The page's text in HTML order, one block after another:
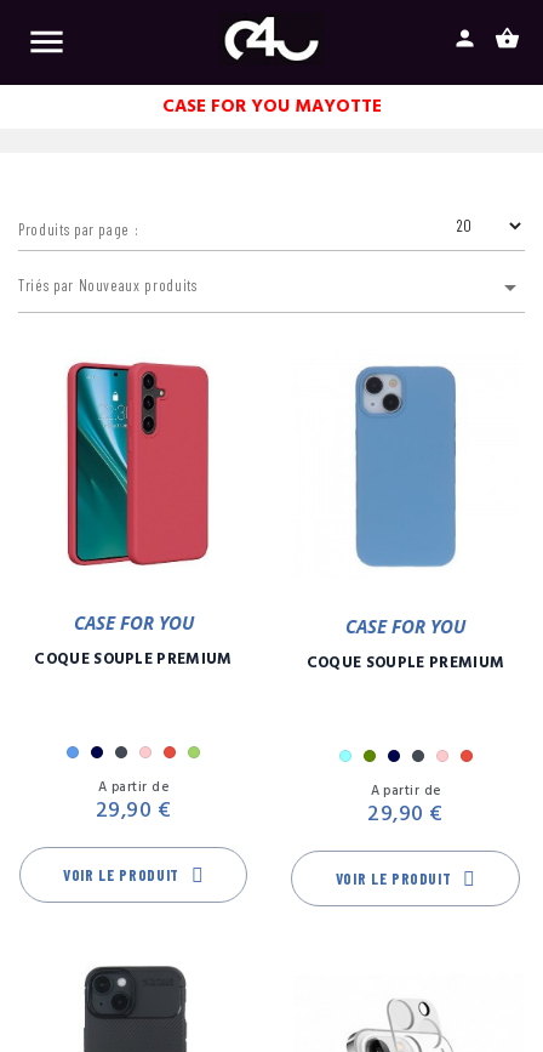
 shopping_basket
person
CASE FOR YOU MAYOTTE
Produits par page :
Triés par Nouveaux produits 
CASE FOR YOU
COQUE SOUPLE PREMIUM
BleuMarine
NoirRoseRouge
Vert
A partir de
29,90 €
VOIR LE PRODUIT
CASE FOR YOU
COQUE SOUPLE PREMIUM
Bleu
ciel
KakiMarine
NoirRoseRouge
A partir de
29,90 €
VOIR LE PRODUIT